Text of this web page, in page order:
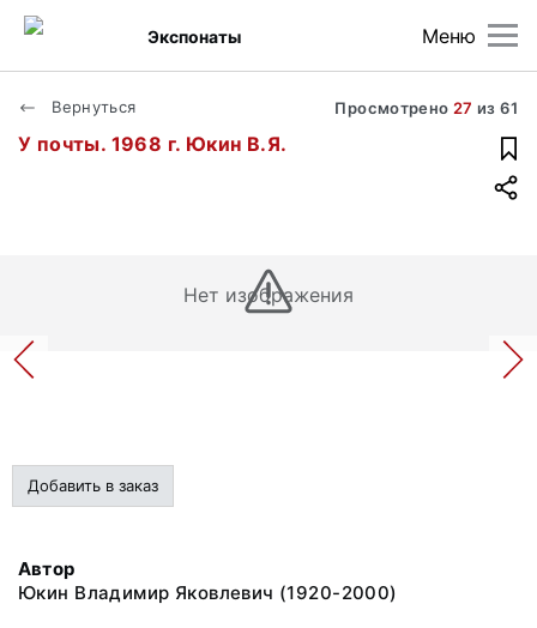
Меню
Экспонаты
Вернуться Просмотрено 27 из61
У почты. 1968 г. Юкин В.Я.
Нет изображения
Добавить в заказ
Автор
Юкин Владимир Яковлевич (1920-2000)